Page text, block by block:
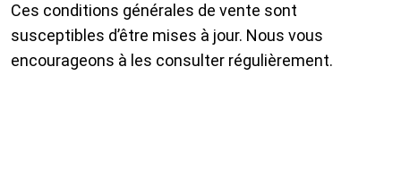
Ces conditions générales de vente sont
susceptibles d’être mises à jour. Nous vous
encourageons à les consulter régulièrement.